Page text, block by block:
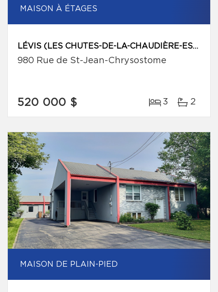
MAISON À ÉTAGES
LÉVIS (LES CHUTES-DE-LA-CHAUDIÈRE-EST)
980 Rue de St-Jean-Chrysostome
520 000 $ 3 2
MAISON DE PLAIN-PIED